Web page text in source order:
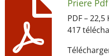
Priere Pdf
PDF – 22,5
417